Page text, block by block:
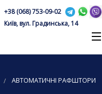
+38 (068) 753-09-02
Київ, вул. Градинська, 14
АВТОМАТИЧНІ РАФШТОРИ